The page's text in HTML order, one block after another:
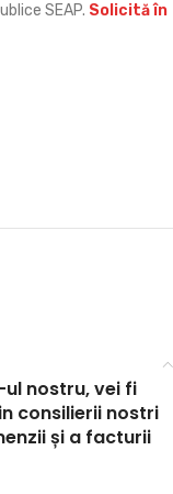
SEAP. Solicită în
nostru, vei fi
consilierii nostri
și a facturii